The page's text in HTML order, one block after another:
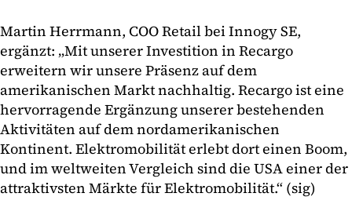
Martin Herrmann, COO Retail bei Innogy SE,
ergänzt: „Mit unserer Investition in Recargo
erweitern wir unsere Präsenz auf dem
amerikanischen Markt nachhaltig. Recargo ist eine
hervorragende Ergänzung unserer bestehenden
Aktivitäten auf dem nordamerikanischen
Kontinent. Elektromobilität erlebt dort einen Boom,
und im weltweiten Vergleich sind die USA einer der
attraktivsten Märkte für Elektromobilität.“ (sig)